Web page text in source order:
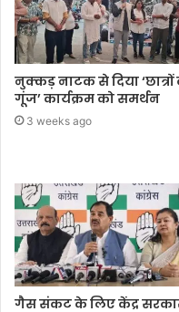
नुक्कड़ नाटक से दिया ‘छात्रों
गूंज’ कार्यक्रम को समर्थन
3 weeks ago
गैस संकट के लिए केंद्र